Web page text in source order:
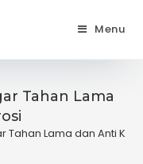
Menu
Tahan Lama
Tahan Lama dan Anti